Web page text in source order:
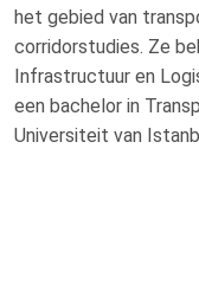
het gebied van
corridorstudies. Ze
Infrastructuur en
een bachelor in
Universiteit van